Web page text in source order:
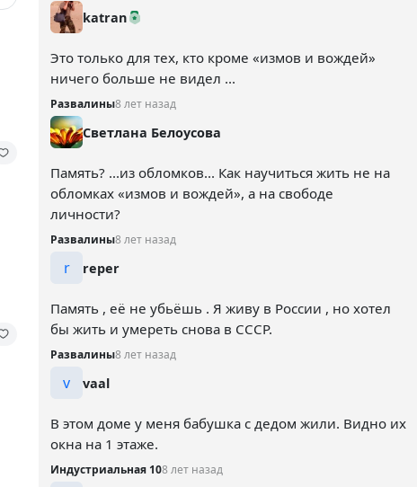
katran
Это только для тех, кто кроме «измов и вождей»
ничего больше не видел ...
Развалины8 лет назад
Светлана Белоусова
Память? ...из обломков... Как научиться жить не на
обломках «измов и вождей», а на свободе
личности?
Развалины8 лет назад
r reper
Память , её не убьёшь . Я живу в России , но хотел
бы жить и умереть снова в СССР.
Развалины8 лет назад
v vaal
В этом доме у меня бабушка с дедом жили. Видно их
окна на 1 этаже.
Индустриальная 108 лет назад